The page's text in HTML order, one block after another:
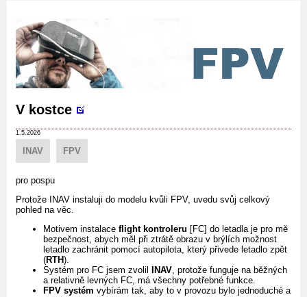
V kostce
1.5.2026
INAV FPV
pro pospu
Protože INAV instaluji do modelu kvůli FPV, uvedu svůj celkový
pohled na věc.
Motivem instalace flight kontroleru [FC] do letadla je pro mě
bezpečnost, abych měl při ztrátě obrazu v brýlích možnost
letadlo zachránit pomocí autopilota, který přivede letadlo zpět
(RTH).
Systém pro FC jsem zvolil INAV , protože funguje na běžných
a relativně levných FC, má všechny potřebné funkce.
FPV systém vybírám tak, aby to v provozu bylo jednoduché a